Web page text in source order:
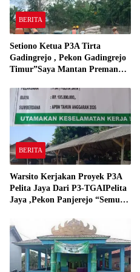
BERITA
Setiono Ketua P3A Tirta
Gadingrejo , Pekon Gadingrejo
Timur”Saya Mantan Preman
Gadingrejo Tahun 2000″
BERITA
Warsito Kerjakan Proyek P3A
Pelita Jaya Dari P3-TGAIPelita
Jaya ,Pekon Panjerejo “Semua